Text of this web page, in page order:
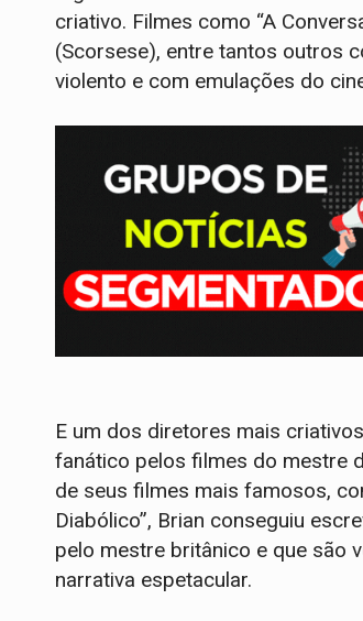
criativo. Filmes como “A
(Scorsese), entre tantos outros
violento e com emulações do
E um dos diretores mais
fanático pelos filmes do mestre
de seus filmes mais famosos,
Diabólico”, Brian conseguiu
pelo mestre britânico e que são
narrativa espetacular.